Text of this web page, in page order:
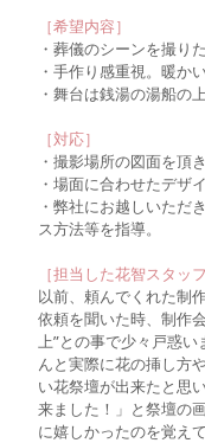
［希望内容］
・葬儀のシーンを撮り
・手作り感重視。暖か
・舞台は銭湯の湯船の
［対応］
・撮影場所の図面を頂
・場面に合わせたデザ
・弊社にお越しいただ
ス方法等を指導。
［担当した花智スタッ
以前、頼んでくれた制
依頼を聞いた時、制作
上”との事で少々戸惑
んと実際に花の挿し方
い花祭壇が出来たと思
来ました！」と祭壇の
に嬉しかったのを覚え